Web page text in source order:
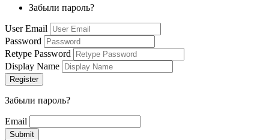
Забыли пароль?
User Email
Password
Retype Password
Display Name
Забыли пароль?
Email